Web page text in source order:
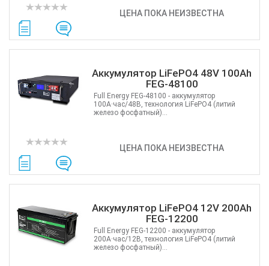
ЦЕНА ПОКА НЕИЗВЕСТНА
Аккумулятор LiFePO4 48V 100Ah
FEG-48100
ЦЕНА ПОКА НЕИЗВЕСТНА
Full Energy FEG-48100 - аккумулятор
100А·час/48В, технология LiFePO4 (литий
железо фосфатный)...
Аккумулятор LiFePO4 12V 200Ah
FEG-12200
Full Energy FEG-12200 - аккумулятор
200А·час/12В, технология LiFePO4 (литий
железо фосфатный)...